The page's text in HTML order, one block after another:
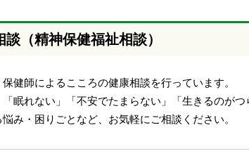
（精神保健福祉相談）
健師によるこころの健康相談を行っています。
「眠れない」「不安でたまらない」「生きるのが
み・困りごとなど、お気軽にご相談ください。